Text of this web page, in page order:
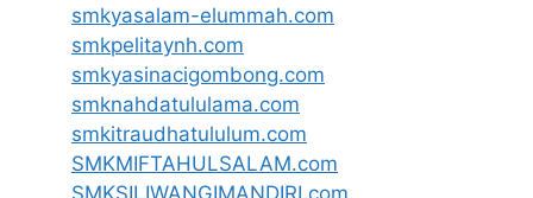
smkyasalam-elummah.com
smkpelitaynh.com
smkyasinacigombong.com
smknahdatululama.com
smkitraudhatululum.com
SMKMIFTAHULSALAM.com